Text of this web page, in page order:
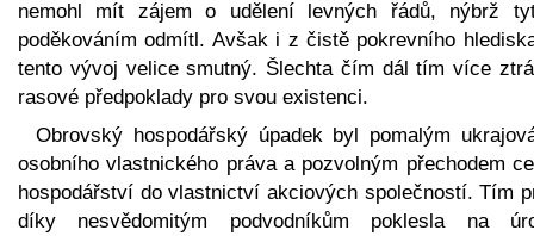
nemohl mít zájem o udělení levných řádů, nýbrž
poděkováním odmítl. Avšak i z čistě pokrevního
tento vývoj velice smutný. Šlechta čím dál tím více
rasové předpoklady pro svou existenci.
Obrovský hospodářský úpadek byl pomalým
osobního vlastnického práva a pozvolným přechodem
hospodářství do vlastnictví akciových společností. Tím
díky nesvědomitým podvodníkům poklesla na